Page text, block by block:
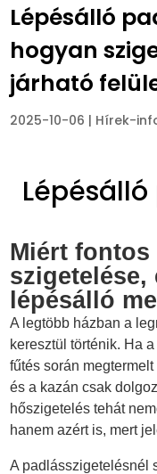
Lépésálló
hogyan
járható
2025-10-06 | Hírek-
Miért fontos
szigetelése,
lépésálló
A legtöbb házban a
keresztül történik. Ha
fűtés során
és a kazán csak
hőszigetelés tehát
hanem azért is, mert
A padlásszigetelésnél